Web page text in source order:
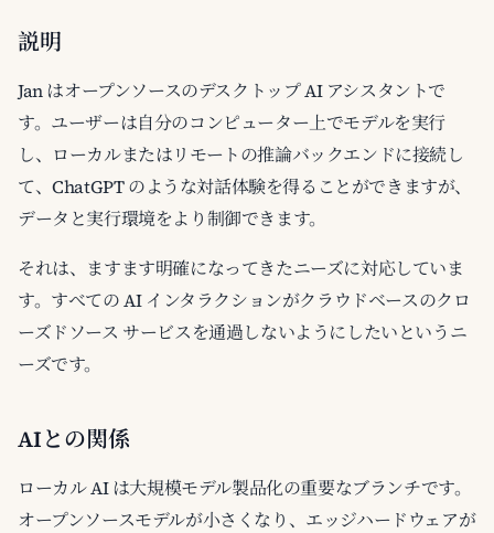
説明
Jan はオープンソースのデスクトップ AI アシスタントで
す。ユーザーは自分のコンピューター上でモデルを実行
し、ローカルまたはリモートの推論バックエンドに接続し
て、ChatGPT のような対話体験を得ることができますが、
データと実行環境をより制御できます。
それは、ますます明確になってきたニーズに対応していま
す。すべての AI インタラクションがクラウドベースのクロ
ーズドソース サービスを通過しないようにしたいというニ
ーズです。
AIとの関係
ローカル AI は大規模モデル製品化の重要なブランチです。
オープンソースモデルが小さくなり、エッジハードウェアが